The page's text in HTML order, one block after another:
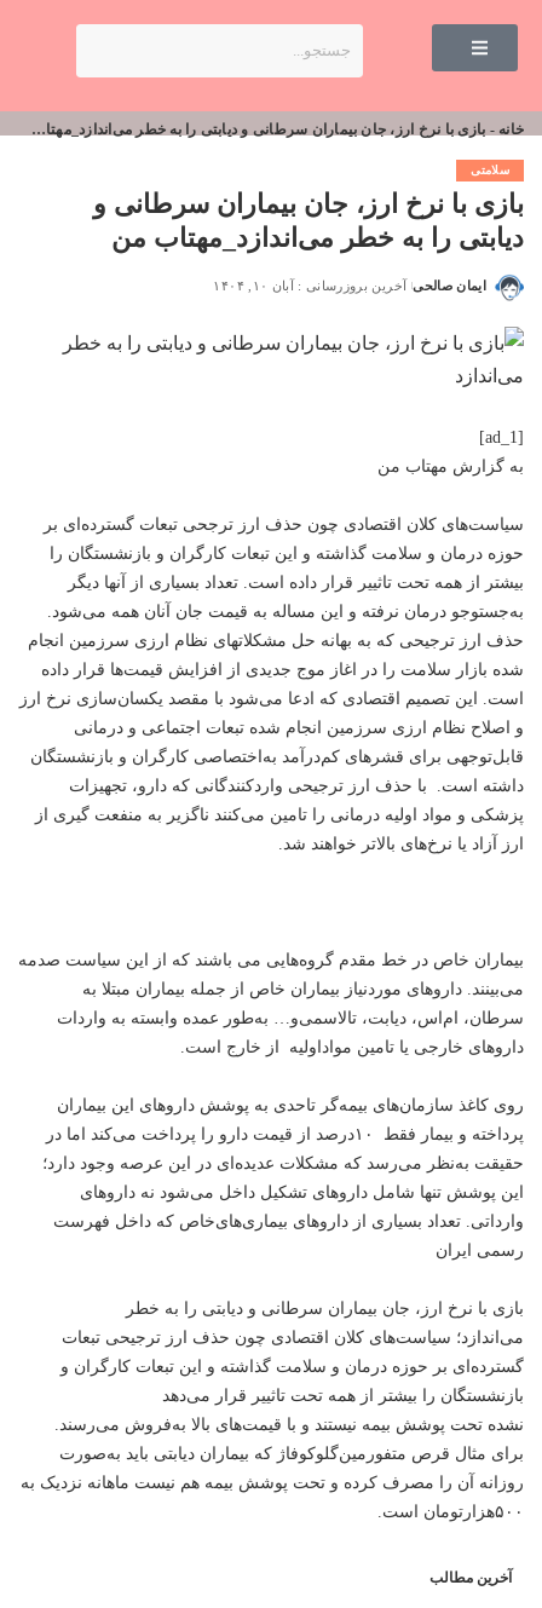
خانه - بازی با نرخ ارز، جان بیماران سرطانی و دیابتی را به خطر می‌اندازد_مهتاب من
سلامتی
بازی با نرخ ارز، جان بیماران سرطانی و
دیابتی را به خطر می‌اندازد_مهتاب من
ایمان صالحی آخرین بروزرسانی : آبان ۱۰, ۱۴۰۴
[ad_1]
به گزارش مهتاب من
سیاست‌های کلان اقتصادی چون حذف ارز ترجحی تبعات گسترده‌ای بر
حوزه درمان و سلامت گذاشته و این تبعات کارگران و بازنشستگان را
بیشتر از همه تحت تاثییر قرار داده است. تعداد بسیاری از آنها دیگر
به‌جستوجو درمان نرفته و این مساله به قیمت جان آنان همه می‌شود.
حذف ارز ترجیحی که به بهانه حل مشکلاتهای نظام ارزی سرزمین انجام
شده بازار سلامت را در اغاز موج جدیدی از افزایش قیمت‌ها قرار داده
است. این تصمیم اقتصادی که ادعا می‌شود با مقصد یکسان‌سازی نرخ ارز
و اصلاح نظام ارزی سرزمین انجام شده تبعات اجتماعی و درمانی
قابل‌توجهی برای قشرهای کم‌درآمد به‌اختصاصی کارگران و بازنشستگان
داشته است. با حذف ارز ترجیحی واردکنندگانی که دارو، تجهیزات
پزشکی و مواد اولیه درمانی را تامین می‌کنند ناگزیر به منفعت گیری از
ارز آزاد یا نرخ‌های بالاتر خواهند شد.
بیماران خاص در خط مقدم گروه‌هایی می باشند که از این سیاست صدمه
می‌بینند. داروهای موردنیاز بیماران خاص از جمله بیماران مبتلا به
سرطان، ام‌اس، دیابت، تالاسمی‌و… به‌طور عمده وابسته به واردات
داروهای خارجی یا تامین مواداولیه از خارج است.
روی کاغذ سازمان‌های بیمه‌گر تاحدی به پوشش داروهای این بیماران
‌پرداخته و بیمار فقط ۱۰درصد از قیمت دارو را پرداخت می‌کند اما در
حقیقت به‌نظر می‌رسد که مشکلات عدیده‌ای در این عرصه وجود دارد؛
این پوشش تنها شامل داروهای تشکیل داخل می‌شود نه داروهای
وارداتی. تعداد بسیاری از داروهای بیماری‌های‌خاص که داخل فهرست
رسمی ایران
بازی با نرخ ارز، جان بیماران سرطانی و دیابتی را به خطر
می‌اندازد؛ سیاست‌های کلان اقتصادی چون حذف ارز ترجیحی تبعات
گسترده‌ای بر حوزه درمان و سلامت گذاشته و این تبعات کارگران و
بازنشستگان را بیشتر از همه تحت تاثییر قرار می‌دهد
نشده‌ تحت پوشش بیمه نیستند و با قیمت‌های بالا به‌فروش می‌رسند.
برای مثال قرص متفورمین‌گلوکوفاژ که بیماران دیابتی باید به‌صورت
روزانه آن را مصرف کرده و تحت پوشش بیمه هم نیست ماهانه نزدیک به
۵۰۰‌هزارتومان است.
آخرین مطالب